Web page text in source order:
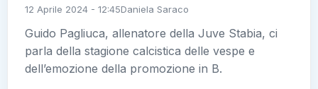
12 Aprile 2024 - 12:45Daniela Saraco
Guido Pagliuca, allenatore della Juve Stabia, ci
parla della stagione calcistica delle vespe e
dell’emozione della promozione in B.